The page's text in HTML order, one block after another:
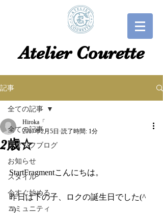
​​Atelier Courette​
記事
全ての記事
スタッフブログ
お知らせ
スタイル
今すぐ始める
コミュニティ
全ての記事
2歳☆
Hiroka「
2017年2月5日 読了時間: 1分
StartFragmentこんにちは。
昨日は下の子、ロクの誕生日でした(^
^)